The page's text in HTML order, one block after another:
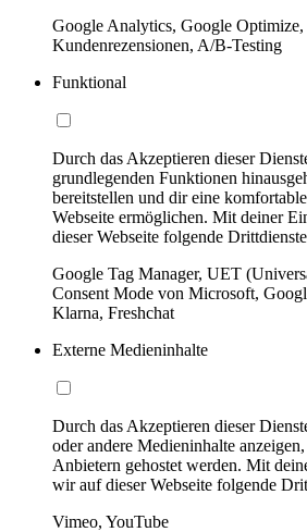
Google Analytics, Google
Kundenrezensionen, A/B-Testing
Funktional
Durch das Akzeptieren dieser
grundlegenden Funktionen
bereitstellen und dir eine
Webseite ermöglichen. Mit deiner
dieser Webseite folgende
Google Tag Manager, UET
Consent Mode von Microsoft,
Klarna, Freshchat
Externe Medieninhalte
Durch das Akzeptieren dieser
oder andere Medieninhalte
Anbietern gehostet werden. Mit
wir auf dieser Webseite folgende
Vimeo, YouTube